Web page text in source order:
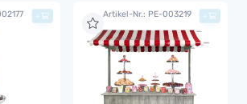
+ Artikel-Nr.: PE-003219 +